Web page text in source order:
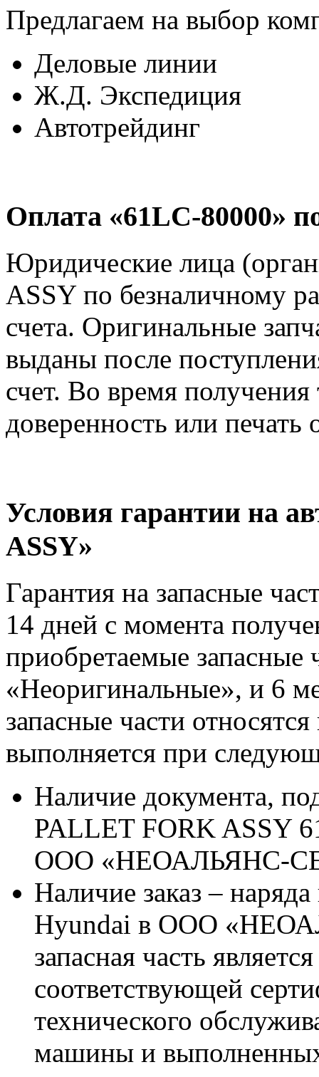
Предлагаем на выбор
Деловые линии
Ж.Д. Экспедиция
Автотрейдинг
Оплата «61LC-80000»
Юридические лица
ASSY по безналичному
счета. Оригинальные
выданы после
счет. Во время
доверенность или печать
Условия гарантии на
ASSY»
Гарантия на запасные
14 дней с момента
приобретаемые запасные
«Неоригинальные», и 6
запасные части
выполняется при
Наличие документа,
PALLET FORK ASSY
ООО «НЕОАЛЬЯНС-
Наличие заказ –
Hyundai в ООО
запасная часть
соответствующей
технического
машины и